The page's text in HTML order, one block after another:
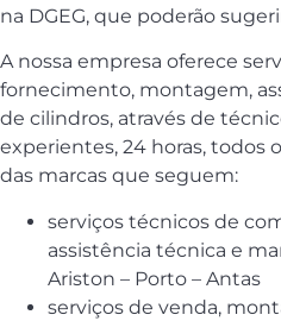
na DGEG, que poderão
A nossa empresa oferece
fornecimento, montagem,
de cilindros, através de
experientes, 24 horas, todos
das marcas que seguem:
serviços técnicos de
assistência técnica e
Ariston – Porto – Antas
serviços de venda,